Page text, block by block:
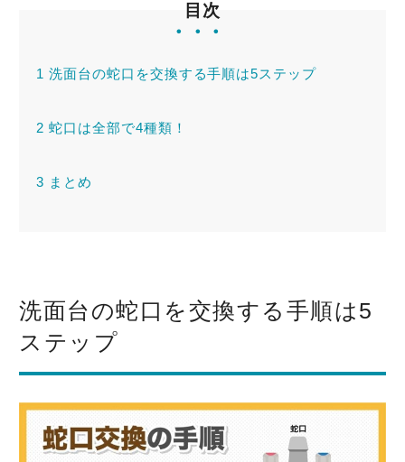
緊急！水道救急センタ
目次
1 洗面台の蛇口を交換する手順は5ステップ
2 蛇口は全部で4種類！
3 まとめ
洗面台の蛇口を交換する手順は5
ステップ